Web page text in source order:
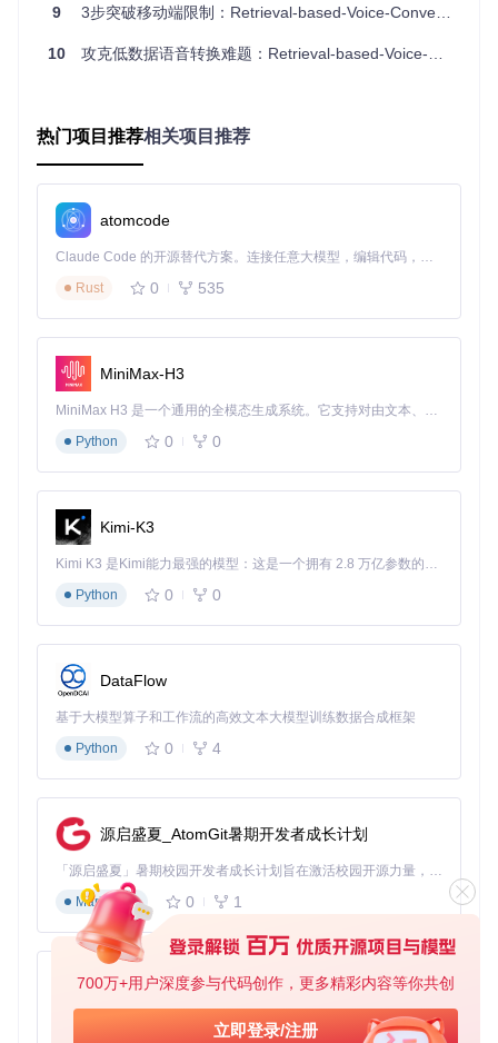
700万+用户深度参与代码创作，更多精彩内容等你共创
立即登录/注册
避坑指南：理解技术原理无需深入代码细节，重点关注各组件
的功能定位——HuBERT负责"听清楚"，检索机制负责"找得
分层实践指南
新手级：3步完成首次语音转换
# 克隆项目仓库
git clone https://gitcode.com/GitHub_Trending/re/
# 根据显卡类型选择安装命令
pip install -r requirements.txt
# AMD/Intel显卡用户
# 一键下载基础模型
启动Web界面
录后重新创建虚拟环境，国内用户建议配置PyPI镜像源加
速下载。
进阶级：5步打造个性化声音模型
数据准备
收集10-30分钟清晰语音（无背景噪音）
使用工具自动切割为5-10秒片段：
r_cli.py --auto_cut
保存至assets/pretrained 目录
9 3步突破移动端限制：Retrieval-based-Voice-Conversion-WebUI实时语音转换实战指南
10 攻克低数据语音转换难题：Retrieval-based-Voice-Conversion-WebUI如何实现高质量变声
热门项目推荐相关项目推荐
atomcode
Claude Code 的开源替代方案。连接任意大模型，编辑代码，运行命令，自动验证 — 全自动执行。用 Rust 构建，极致性能。 ｜ An open-source alternative to Claude Code. Connect any LLM, edit code, run commands, and verify changes — autonomously. Built in Rust for speed. Get Started
Rust
0 535
MiniMax-H3
MiniMax H3 是一个通用的全模态生成系统。它支持对由文本、图像、视频和音频组成的多模态上下文进行统一理解，并能生成分辨率高达 2K、时长可达 15 秒的带原生立体声音频的视频。得益于面向任务泛化的系统设计，H3 在预训练阶段就已具备广泛的多模态上下文理解与生成能力，能够出色地执行复杂的多模态指令。
Python
0 0
Kimi-K3
Kimi K3 是Kimi能力最强的模型：这是一个拥有 2.8 万亿参数的混合专家（MoE）模型，具备原生视觉理解能力，并支持 100 万 token 的上下文窗口。
Python
0 0
DataFlow
基于大模型算子和工作流的高效文本大模型训练数据合成框架
Python
0 4
源启盛夏_AtomGit暑期开发者成长计划
「源启盛夏」暑期校园开发者成长计划旨在激活校园开源力量，通过积分激励、认证扶持、资源倾斜等形式，引导高校组织和开发者完成「入驻 — 建项目 — 做贡献 — 获认证 — 得资源」的完整闭环。无论你是想带领社团入驻平台的组织者，还是希望用代码贡献证明自己的开发者，都能在这里找到属于你的成长路径。
Markdown
0 1
py-xiaozhi
基于Python的Xiaozhi AI，适用于想要完整Xiaozhi体验而无需拥有专用硬件的用户。